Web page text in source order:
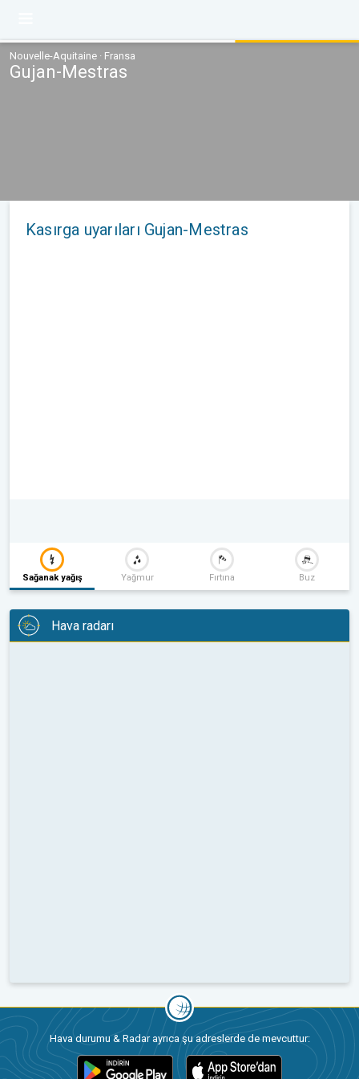
Nouvelle-Aquitaine · Fransa
Gujan-Mestras
Kasırga uyarıları Gujan-Mestras
Sağanak yağış Yağmur Fırtına Buz
Hava radarı
Hava durumu & Radar ayrıca şu adreslerde de mevcuttur: